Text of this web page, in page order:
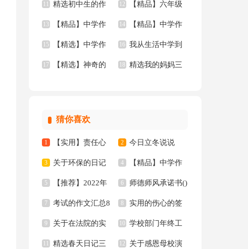
作文合集十篇 的作文三篇
11 精选初中生的作
文四篇
12 【精品】六年级
年的作文3篇
13 【精品】中学作
文400字九篇
14 【精品】中学作
文汇总九篇
15 【精选】中学作
文600字合集8篇
16 我从生活中学到
了语文作文(15篇)
17 【精选】神奇的 18 精选我的妈妈三
猜你喜欢
1 【实用】责任心
的演讲稿三篇
2 今日立冬说说
3 关于环保的日记
15篇
4 【精品】中学作
文汇编7篇
5 【推荐】2022年
人生格言警句汇编97
句
6 师德师风承诺书()
7 考试的作文汇总8
篇
8 实用的伤心的签
名锦集35句
9 关于在法院的实
习报告范文汇总八篇
10 学校部门年终工
作总结
11 精选春天日记三 12 关于感恩母校演